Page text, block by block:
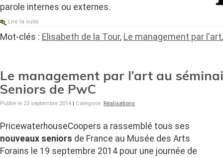
parole internes ou externes.
Lire la suite
Mot-clés : Elisabeth de la Tour, Le management par l'art
Le management par l’art au
Seniors de PwC
Publié le 23 septembre 2014 | Catégorie :Réalisations
PricewaterhouseCoopers a rassemblé tous ses
nouveaux seniors de France au Musée des Arts
Forains le 19 septembre 2014 pour une journée de